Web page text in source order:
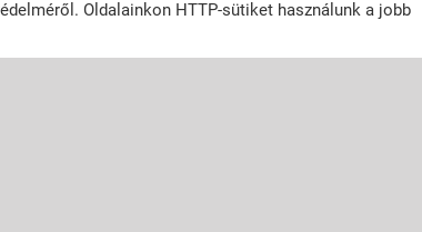
Oldalainkon HTTP-sütiket használunk a jobb